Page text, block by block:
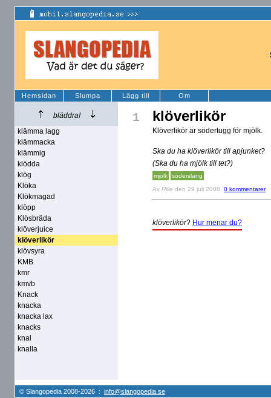
Hemsidan Slumpa Lägg till Om
bläddra!
klämma lagg
klämmacka
klämmig
klödda
klög
Klöka
Klökmagad
klöpp
Klösbräda
klöverjuice
klöverlikör
klövsyra
KMB
kmr
kmvb
Knack
knacka
knacka lax
knacks
knal
knalla
1 klöverlikör
Klöverlikör är södertugg för mjölk.
Ska du ha klöverlikör till apjunket?
(Ska du ha mjölk till tet?)
mjölk söderslang
Av Rille den 29 juli 2008 0 kommentarer
klöverlikör? Hur menar du?
© Slangopedia 2008-2026 : info@slangopedia.se